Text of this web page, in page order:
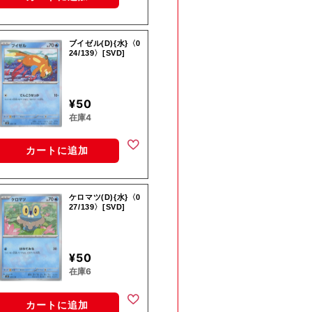
ブイゼル(D){水}〈0
24/139〉[SVD]
¥50
在庫4
カートに追加
ケロマツ(D){水}〈0
27/139〉[SVD]
¥50
在庫6
カートに追加